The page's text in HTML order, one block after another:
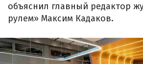
объяснил главный редактор
рулем» Максим Кадаков.